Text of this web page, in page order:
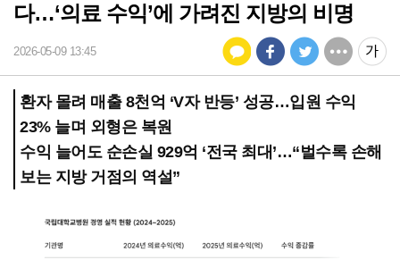
다…‘의료 수익’에 가려진 지방의 비명
2026-05-09 13:45
환자 몰려 매출 8천억 ‘V자 반등’ 성공…입원 수익
23% 늘며 외형은 복원
수익 늘어도 순손실 929억 ‘전국 최대’…“벌수록 손해
보는 지방 거점의 역설”